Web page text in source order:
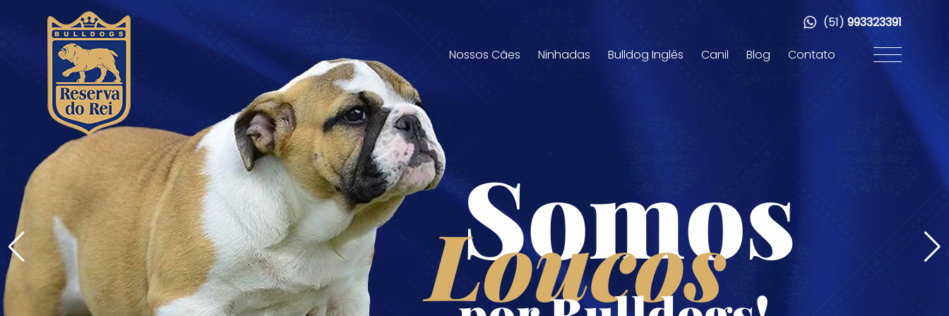
Somos
Loucos
Nossos Cães Ninhadas Bulldog Inglês Canil Blog Contato
(51) 993323391